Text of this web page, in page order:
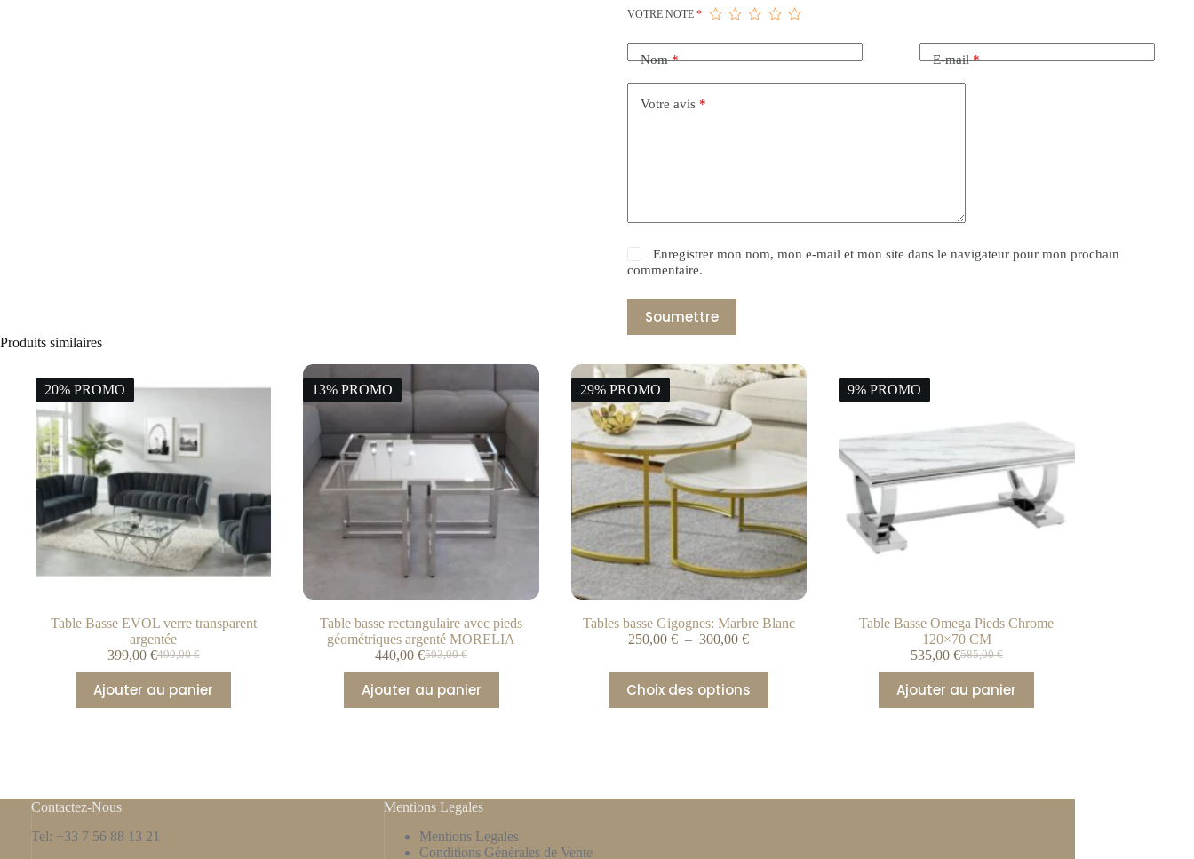
VOTRE NOTE *
Nom* E-mail*
Votre avis *
Enregistrer mon nom, mon e-mail et mon site dans le navigateur pour mon prochain
commentaire.
Soumettre
Produits similaires
20% PROMO
Table Basse EVOL verre transparent
argentée
499,00€
399,00 €
Ajouter au panier
13% PROMO
Table basse rectangulaire avec pieds
géométriques argenté MORELIA
503,00€
440,00€
Ajouter au panier
29% PROMO
Tables basse Gigognes: Marbre Blanc
250,00€ – 300,00€
Choix des options
9% PROMO
Table Basse Omega Pieds Chrome
120×70 CM
585,00€
535,00 €
Ajouter au panier
Contactez-Nous
Tel: +33 7 56 88 13 21
Mentions Legales
Mentions Legales
Conditions Générales de Vente